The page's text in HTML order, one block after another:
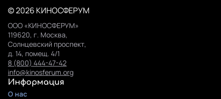
© 2026 КИНОСФЕРУМ
ООО «КИНОСФЕРУМ»
119620, г. Москва,
Солнцевский проспект,
д. 14, помещ. 4/1
8 (800) 444-47-42
info@kinosferum.org
Информация
О нас